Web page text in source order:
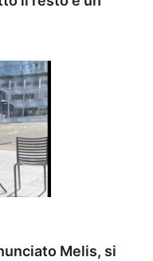
Melis, si